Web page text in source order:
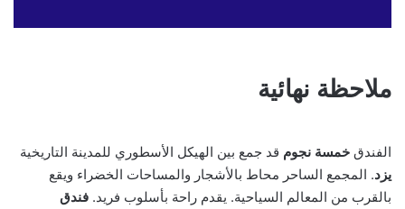
ملاحظة نهائية
الفندق خمسة نجوم قد جمع بين الهيكل الأسطوري للمدينة التاريخية
يزد. المجمع الساحر محاط بالأشجار والمساحات الخضراء ويقع
بالقرب من المعالم السياحية. يقدم راحة بأسلوب فريد. فندق